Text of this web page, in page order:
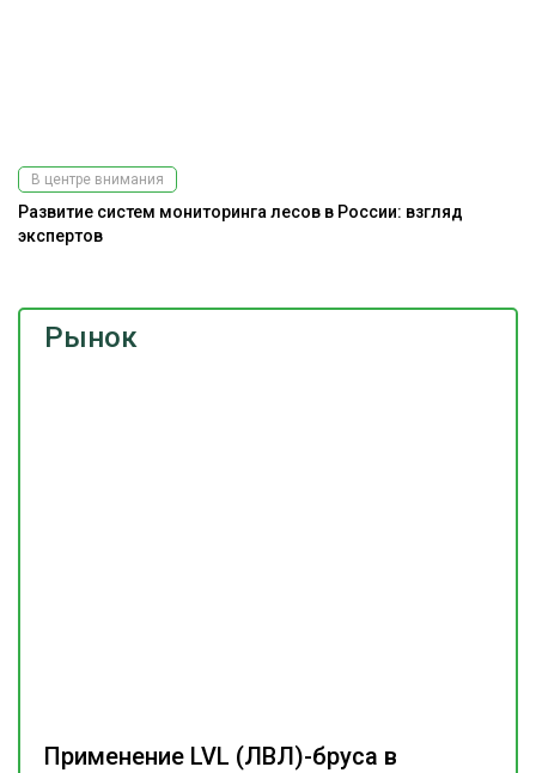
Рынок
Применение LVL (ЛВЛ)-бруса в
В центре внимания
Развитие систем мониторинга лесов в России: взгляд
экспертов